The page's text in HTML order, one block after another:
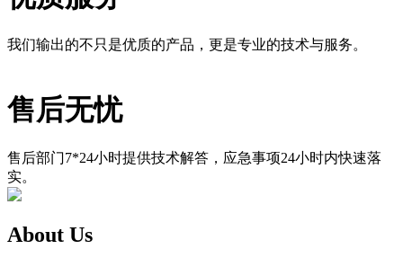
我们输出的不只是优质的产品，更是专业的技术与服务。
售后无忧
售后部门7*24小时提供技术解答，应急事项24小时内快速落
实。
About Us